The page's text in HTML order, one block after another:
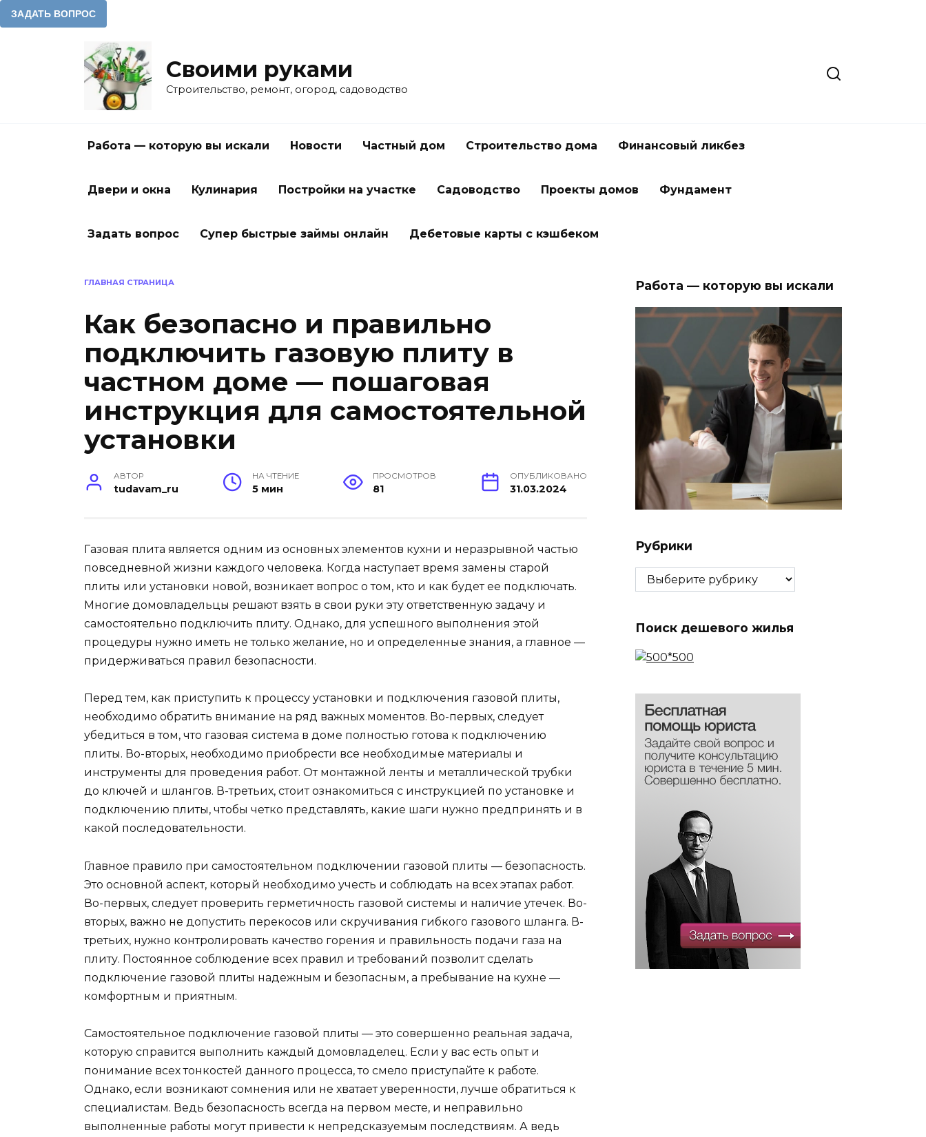
Своими руками
Строительство, ремонт, огород, садоводство
Работа — которую вы искали Новости Частный дом Строительство дома Финансовый ликбез
Двери и окна Кулинария Постройки на участке Садоводство Проекты домов Фундамент
Задать вопрос Супер быстрые займы онлайн Дебетовые карты с кэшбеком
ГЛАВНАЯ СТРАНИЦА
Как безопасно и правильно
подключить газовую плиту в
частном доме — пошаговая
инструкция для самостоятельной
установки
АВТОР
tudavam_ru
НА ЧТЕНИЕ
5 мин
ПРОСМОТРОВ
81
ОПУБЛИКОВАНО
31.03.2024
Газовая плита является одним из основных элементов кухни и неразрывной частью
повседневной жизни каждого человека. Когда наступает время замены старой
плиты или установки новой, возникает вопрос о том, кто и как будет ее подключать.
Многие домовладельцы решают взять в свои руки эту ответственную задачу и
самостоятельно подключить плиту. Однако, для успешного выполнения этой
процедуры нужно иметь не только желание, но и определенные знания, а главное —
придерживаться правил безопасности.
Перед тем, как приступить к процессу установки и подключения газовой плиты,
необходимо обратить внимание на ряд важных моментов. Во-первых, следует
убедиться в том, что газовая система в доме полностью готова к подключению
плиты. Во-вторых, необходимо приобрести все необходимые материалы и
инструменты для проведения работ. От монтажной ленты и металлической трубки
до ключей и шлангов. В-третьих, стоит ознакомиться с инструкцией по установке и
подключению плиты, чтобы четко представлять, какие шаги нужно предпринять и в
какой последовательности.
Главное правило при самостоятельном подключении газовой плиты — безопасность.
Это основной аспект, который необходимо учесть и соблюдать на всех этапах работ.
Во-первых, следует проверить герметичность газовой системы и наличие утечек. Во-
вторых, важно не допустить перекосов или скручивания гибкого газового шланга. В-
третьих, нужно контролировать качество горения и правильность подачи газа на
плиту. Постоянное соблюдение всех правил и требований позволит сделать
подключение газовой плиты надежным и безопасным, а пребывание на кухне —
комфортным и приятным.
Самостоятельное подключение газовой плиты — это совершенно реальная задача,
которую справится выполнить каждый домовладелец. Если у вас есть опыт и
понимание всех тонкостей данного процесса, то смело приступайте к работе.
Однако, если возникают сомнения или не хватает уверенности, лучше обратиться к
специалистам. Ведь безопасность всегда на первом месте, и неправильно
выполненные работы могут привести к непредсказуемым последствиям. А ведь
Работа — которую вы искали
Рубрики
Рубрики
Поиск дешевого жилья